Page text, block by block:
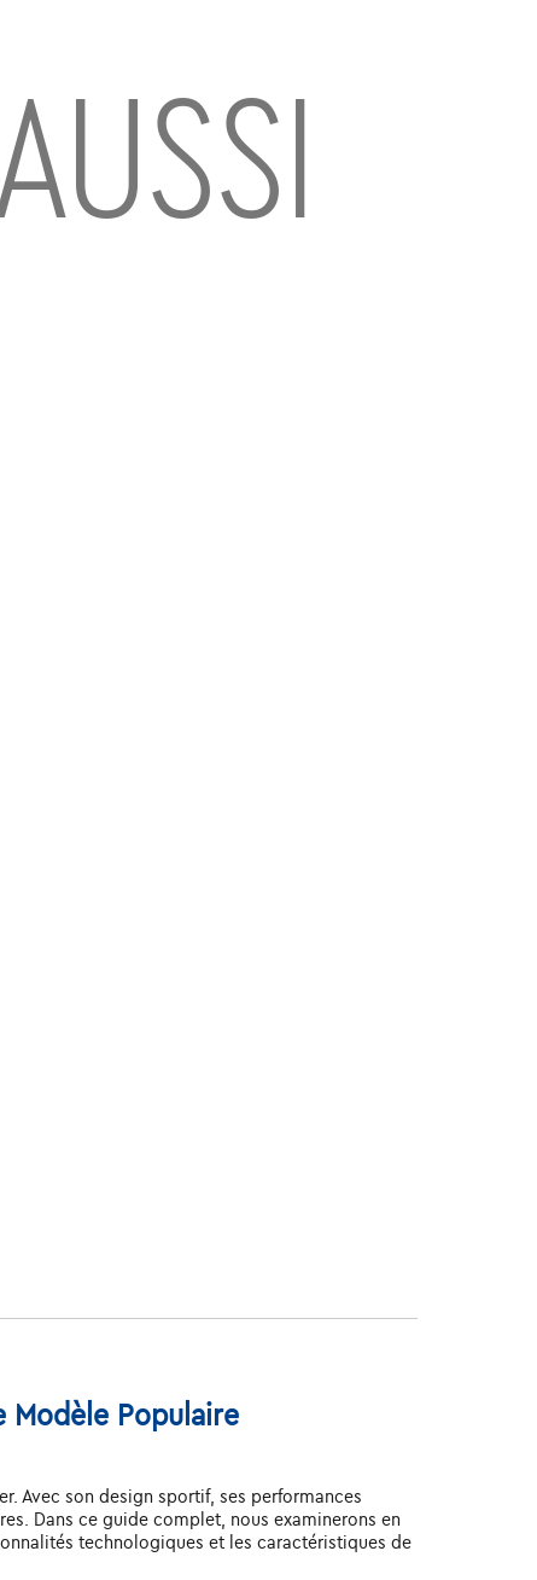
Modèle Populaire
Avec son design sportif, ses performances
Dans ce guide complet, nous examinerons en
technologiques et les caractéristiques de